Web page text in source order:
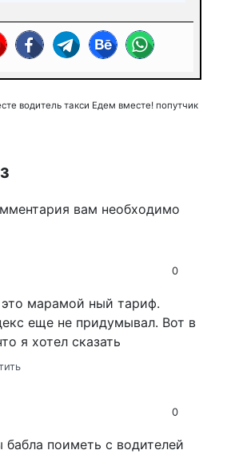
водитель такси Едем вместе! попутчик
вам необходимо
0
марамой ный тариф.
еще не придумывал. Вот в
я хотел сказать
0
поиметь с водителей